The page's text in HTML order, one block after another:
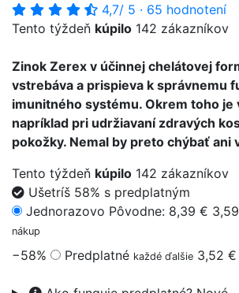
4,7/ 5 · 65 hodnotení
Tento týždeň kúpilo 142 zákazníkov
Zinok Zerex v účinnej chelátovej
vstrebáva a prispieva k správnemu
imunitného systému. Okrem toho je
napríklad pri udržiavaní zdravých
pokožky. Nemal by preto chýbať ani
Tento týždeň kúpilo 142 zákazníkov
Ušetríš 58% s predplatným
Jednorazovo Pôvodne: 8,39 €
nákup
−58% Predplatné každé ďalšie 3,52 €